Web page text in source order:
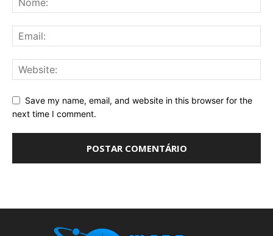
Save my name, email, and website in this browser for the
next time I comment.